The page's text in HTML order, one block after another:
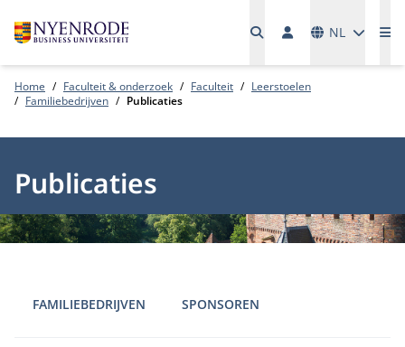
NL
Home Faculteit & onderzoek Faculteit
Leerstoelen
Familiebedrijven
Publicaties
Publicaties
FAMILIEBEDRIJVEN SPONSOREN